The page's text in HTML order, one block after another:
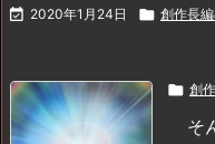
 2020年1月24日  創作長
 創
そ